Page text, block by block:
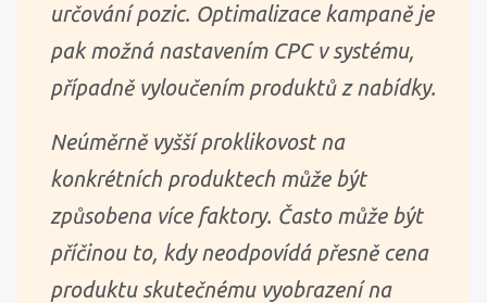
určování pozic. Optimalizace kampaně je
pak možná nastavením CPC v systému,
případně vyloučením produktů z nabídky.
Neúměrně vyšší proklikovost na
konkrétních produktech může být
způsobena více faktory. Často může být
příčinou to, kdy neodpovídá přesně cena
produktu skutečnému vyobrazení na